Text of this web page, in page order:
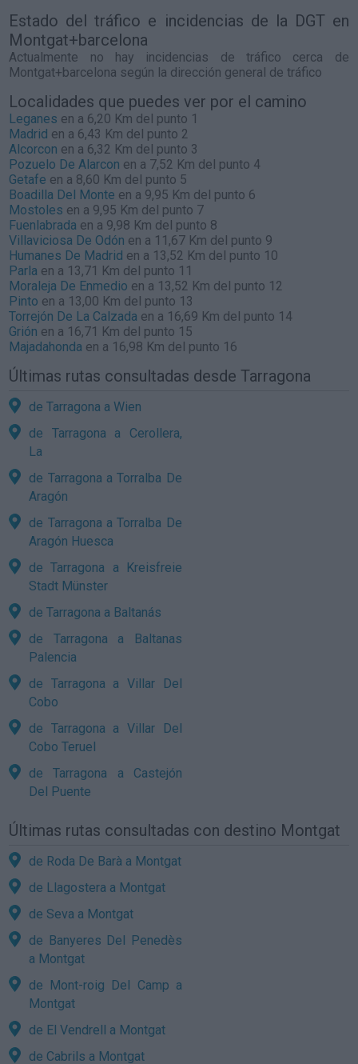
Estado del tráfico e incidencias de la DGT en
Montgat+barcelona
Actualmente no hay incidencias de tráfico cerca de
Montgat+barcelona según la dirección general de tráfico
Localidades que puedes ver por el camino
Leganes en a 6,20 Km del punto 1
Madrid en a 6,43 Km del punto 2
Alcorcon en a 6,32 Km del punto 3
Pozuelo De Alarcon en a 7,52 Km del punto 4
Getafe en a 8,60 Km del punto 5
Boadilla Del Monte en a 9,95 Km del punto 6
Mostoles en a 9,95 Km del punto 7
Fuenlabrada en a 9,98 Km del punto 8
Villaviciosa De Odón en a 11,67 Km del punto 9
Humanes De Madrid en a 13,52 Km del punto 10
Parla en a 13,71 Km del punto 11
Moraleja De Enmedio en a 13,52 Km del punto 12
Pinto en a 13,00 Km del punto 13
Torrejón De La Calzada en a 16,69 Km del punto 14
Grión en a 16,71 Km del punto 15
Majadahonda en a 16,98 Km del punto 16
Últimas rutas consultadas desde Tarragona
de Tarragona a Wien
de Tarragona a Cerollera,
La
de Tarragona a Torralba De
Aragón
de Tarragona a Torralba De
Aragón Huesca
de Tarragona a Kreisfreie
Stadt Münster
de Tarragona a Baltanás
de Tarragona a Baltanas
Palencia
de Tarragona a Villar Del
Cobo
de Tarragona a Villar Del
Cobo Teruel
de Tarragona a Castejón
Del Puente
Últimas rutas consultadas con destino Montgat
de Roda De Barà a Montgat
de Llagostera a Montgat
de Seva a Montgat
de Banyeres Del Penedès
a Montgat
de Mont-roig Del Camp a
Montgat
de El Vendrell a Montgat
de Cabrils a Montgat